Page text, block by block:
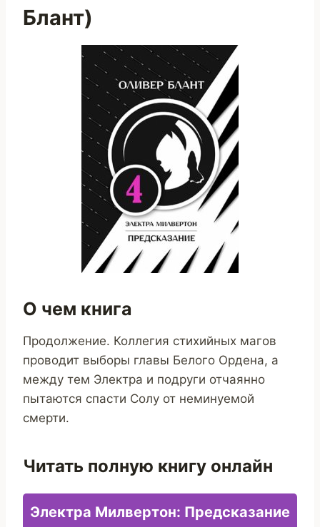
Блант)
О чем книга
​Продолжение. Коллегия стихийных магов
проводит выборы главы Белого Ордена, а
между тем Электра и подруги отчаянно
пытаются спасти Солу от неминуемой
смерти.
Читать полную книгу онлайн
Электра Милвертон: Предсказание